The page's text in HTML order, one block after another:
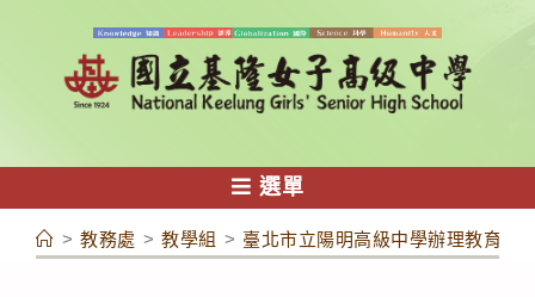
容
選單
> 教務處 > 教學組 > 臺北市立陽明高級中學辦理教育部